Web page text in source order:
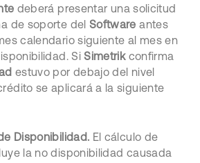
deberá presentar una solicitud
de soporte del Software antes
calendario siguiente al mes en
SiSimetrikconfirma
estuvo por debajo del nivel
se aplicará a la siguiente
Disponibilidad. El cálculo de
la no disponibilidad causada